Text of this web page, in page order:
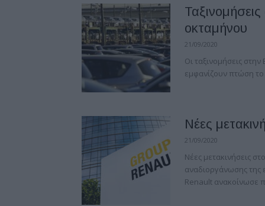
οκταμήνου
21/09/2020
Οι ταξινομήσεις
εμφανίζουν πτώση
Νέες
21/09/2020
Νέες μετακινήσεις
αναδιοργάνωσης της
Renault ανακοίνωσε